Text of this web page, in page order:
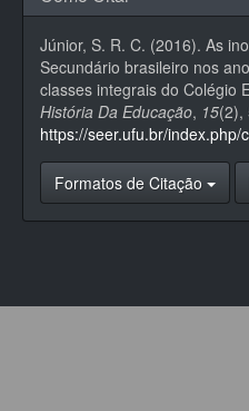
Júnior, S. R. C. (2016). As
Secundário brasileiro nos
classes integrais do Colégio
História Da Educação, 15(2),
https://seer.ufu.br/index.php/
Formatos de Citação